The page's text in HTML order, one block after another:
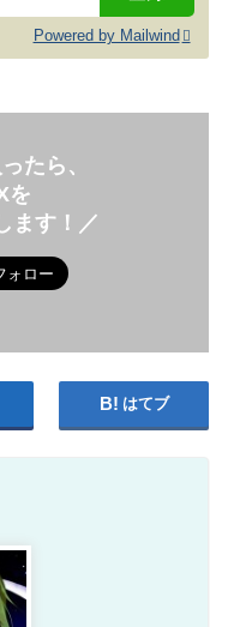
Powered by Mailwind
たら、
を
ます！／
はてブ